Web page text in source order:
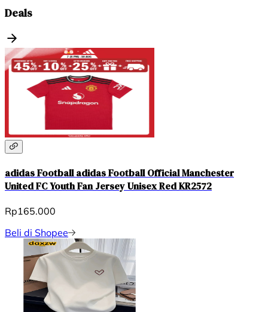
Deals
adidas Football adidas Football Official Manchester
United FC Youth Fan Jersey Unisex Red KR2572
Rp165.000
Beli di Shopee